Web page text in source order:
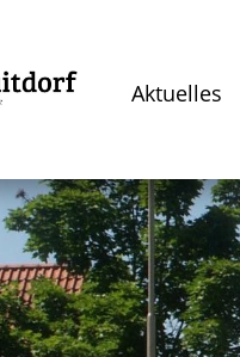
Aktuelles